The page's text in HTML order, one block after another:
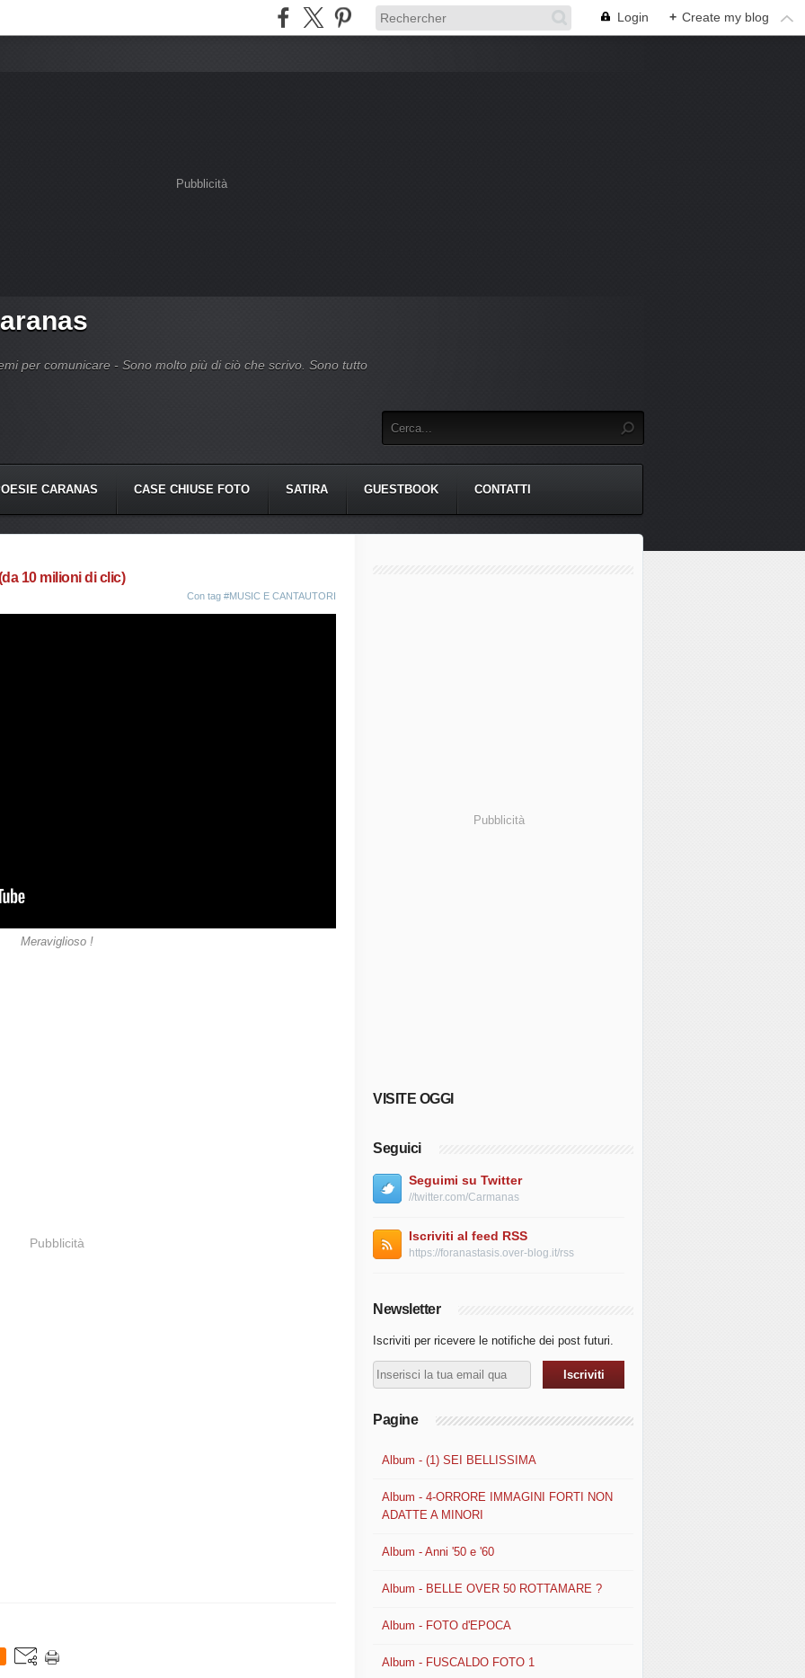
Login + Create my blog
Pubblicità
per comunicare - Sono molto più di ciò che scrivo. Sono tutto
CARANAS CASE CHIUSE FOTO SATIRA GUESTBOOK CONTATTI
10 milioni di clic)
Con tag #MUSIC E CANTAUTORI
Meraviglioso !
Pubblicità
Pubblicità
VISITE OGGI
Seguici
Seguimi su Twitter
//twitter.com/Carmanas
Iscriviti al feed RSS
https://foranastasis.over-blog.it/rss
Newsletter
Iscriviti per ricevere le notifiche dei post futuri.
Pagine
Album - (1) SEI BELLISSIMA
Album - 4-ORRORE IMMAGINI FORTI NON
ADATTE A MINORI
Album - Anni '50 e '60
Album - BELLE OVER 50 ROTTAMARE ?
Album - FOTO d'EPOCA
Album - FUSCALDO FOTO 1